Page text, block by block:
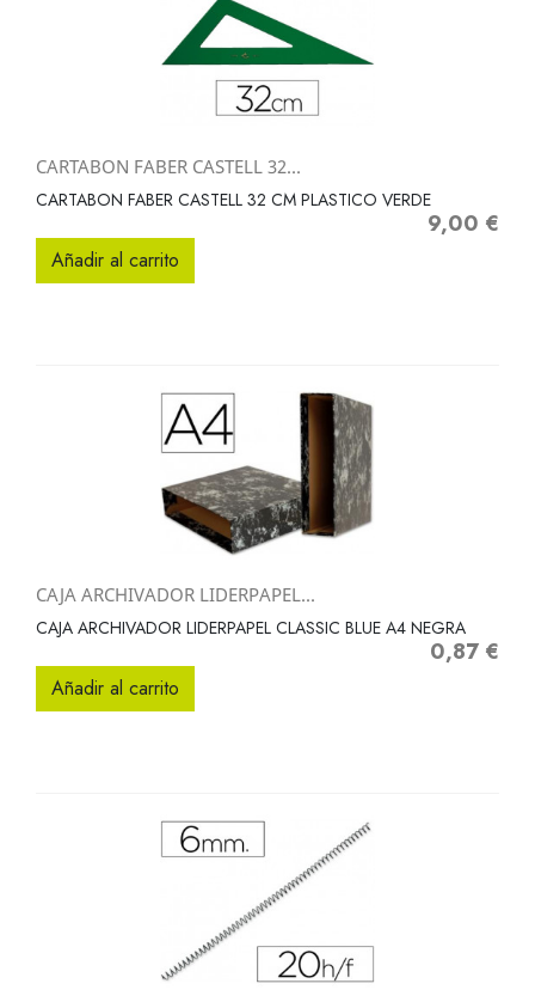
CARTABON FABER CASTELL 32...
CARTABON FABER CASTELL 32 CM PLASTICO VERDE
Precio
9,00 €
Añadir al carrito
CAJA ARCHIVADOR LIDERPAPEL...
CAJA ARCHIVADOR LIDERPAPEL CLASSIC BLUE A4 NEGRA
Precio
0,87 €
Añadir al carrito